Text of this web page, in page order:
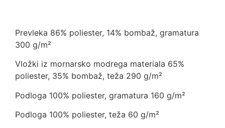
Prevleka 86% poliester, 14% bombaž, gramatura
300 g/m²
Vložki iz mornarsko modrega materiala 65%
poliester, 35% bombaž, teža 290 g/m²
Podloga 100% poliester, gramatura 160 g/m²
Podloga 100% poliester, teža 60 g/m²